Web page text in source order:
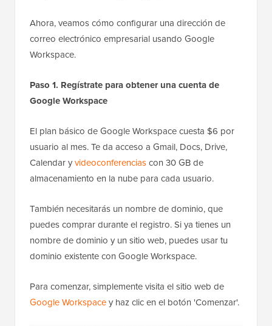
Ahora, veamos cómo configurar una dirección de
correo electrónico empresarial usando Google
Workspace.
Paso 1. Regístrate para obtener una cuenta de
Google Workspace
El plan básico de Google Workspace cuesta $6 por
usuario al mes. Te da acceso a Gmail, Docs, Drive,
Calendar yvideoconferenciascon 30 GB de
almacenamiento en la nube para cada usuario.
También necesitarás un nombre de dominio, que
puedes comprar durante el registro. Si ya tienes un
nombre de dominio y un sitio web, puedes usar tu
dominio existente con Google Workspace.
Para comenzar, simplemente visita el sitio web de
Google Workspacey haz clic en el botón 'Comenzar'.